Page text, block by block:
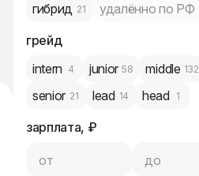
гибрид 21 удалённо по РФ
грейд
intern 4 junior 58 middle 132
senior 21 lead 14 head 1
зарплата, ₽
от до